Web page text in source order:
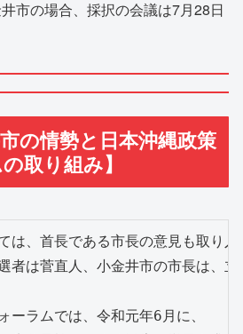
市の場合、採択の会議は7月28日
の情勢と日本沖縄政策
取り組み】
は、首長である市長の意見も取り
者は菅直人、小金井市の市長は、
ーラムでは、令和元年6月に、